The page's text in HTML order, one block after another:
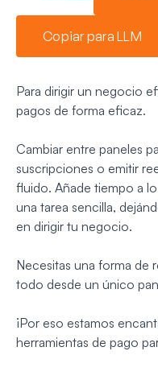
Copiar para LLM
Para dirigir un negocio
pagos de forma eficaz.
Cambiar entre paneles
suscripciones o emitir
fluido. Añade tiempo a
una tarea sencilla,
en dirigir tu negocio.
Necesitas una forma de
todo desde un único
¡Por eso estamos
herramientas de pago